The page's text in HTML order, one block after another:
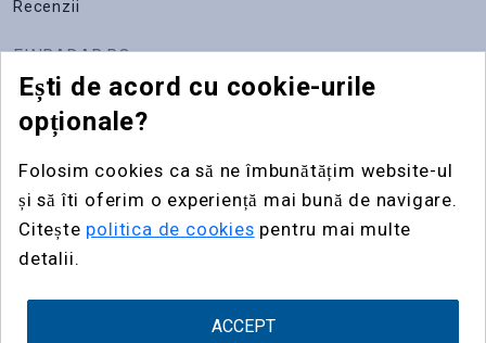
Recenzii
FINRADAR.RO
Despre noi
Contact
Publicitate
Widgeturi
Ești de acord cu cookie-urile
opționale?
Folosim cookies ca să ne îmbunătățim website-ul
și să îti oferim o experiență mai bună de navigare.
Citește politica de cookies pentru mai multe
detalii.
ACCEPT